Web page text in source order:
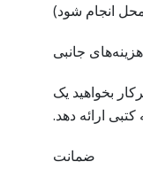
انجام شود)
جانبی
بخواهید یک
کتبی ارائه دهد.
ضمانت